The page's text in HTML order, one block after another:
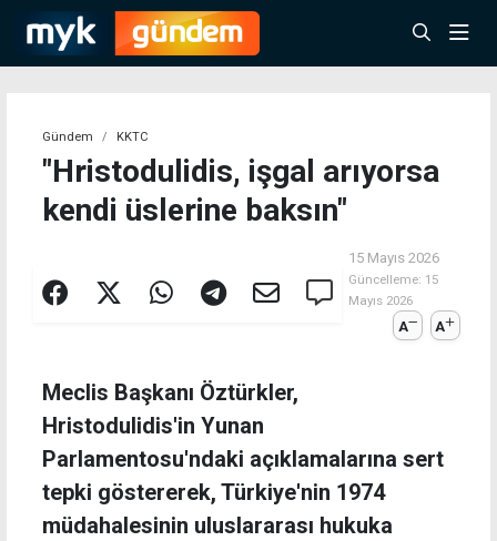
Gündem KKTC
"Hristodulidis, işgal arıyorsa
kendi üslerine baksın"
15 Mayıs 2026
Güncelleme: 15
Mayıs 2026
A A
Meclis Başkanı Öztürkler,
Hristodulidis'in Yunan
Parlamentosu'ndaki açıklamalarına sert
tepki göstererek, Türkiye'nin 1974
müdahalesinin uluslararası hukuka